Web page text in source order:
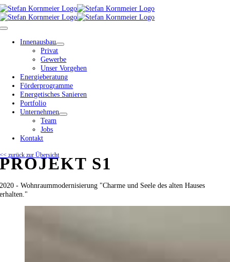
Zum
Inhalt
springen
Toggle
NavigationInnenausbau
Privat
Gewerbe
Unser Vorgehen
Energieberatung
Förderprogramme
Energetisches Sanieren
Portfolio
Unternehmen
Team
Jobs
Kontakt
<< zurück zur Übersicht
PROJEKT S1
2020 - Wohnraummodernisierung "Charme und Seele des alten Hauses
erhalten."